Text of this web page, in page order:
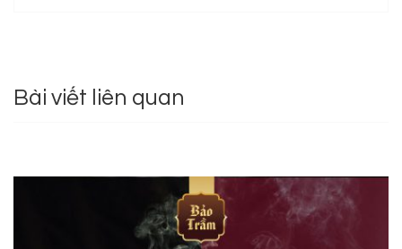
Bài viết liên quan